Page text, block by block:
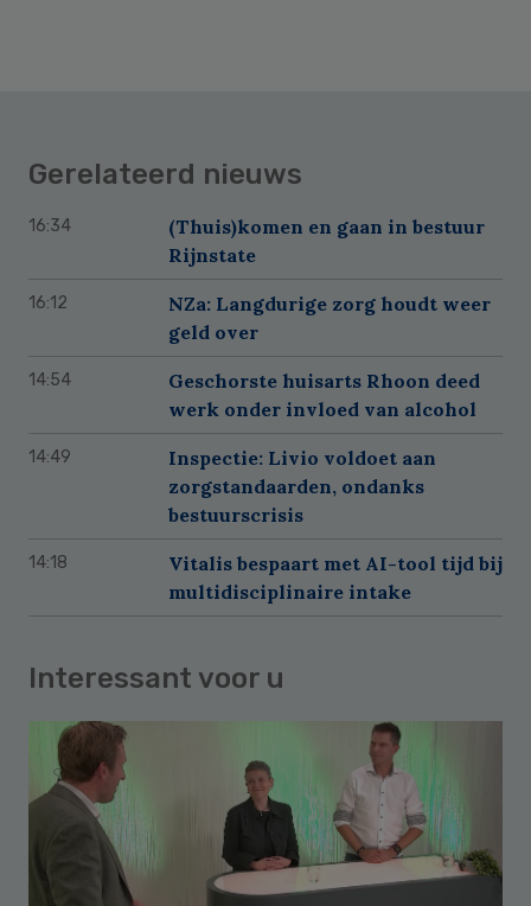
Gerelateerd nieuws
16:34
(Thuis)komen en gaan in bestuur
Rijnstate
16:12
NZa: Langdurige zorg houdt weer
geld over
14:54
Geschorste huisarts Rhoon deed
werk onder invloed van alcohol
14:49
Inspectie: Livio voldoet aan
zorgstandaarden, ondanks
bestuurscrisis
14:18
Vitalis bespaart met AI-tool tijd bij
multidisciplinaire intake
Interessant voor u